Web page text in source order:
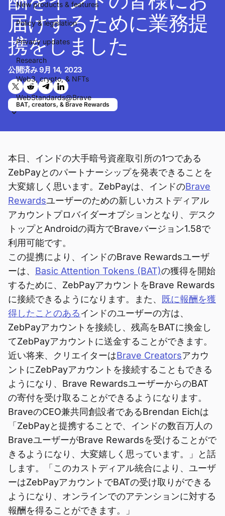
New products & features
Policy & legislation
Privacy updates
Research
Web3, crypto, & NFTs
WebStandards@Brave
届けするために業務提
携をしました
公開済み9月 14, 2023
Twitterで共有する
Reddit で共有
Telegramで共有
LinkedInで共有
BAT, creators, & Brave Rewards
本日、インドの大手暗号資産取引所の1つである
ZebPayとのパートナーシップを発表できることを
大変嬉しく思います。ZebPayは、インドのBrave
Rewardsユーザーのための新しいカストディアル
アカウントプロバイダーオプションとなり、デスク
トップとAndroidの両方でBraveバージョン1.58で
利用可能です。
この提携により、インドのBrave Rewardsユーザ
ーは、 Basic Attention Tokens (BAT)の獲得を開始
するために、ZebPayアカウントをBrave Rewards
に接続できるようになります。また、 既に報酬を獲
得したことのあるインドのユーザーの方は、
ZebPayアカウントを接続し、残高をBATに換金し
てZebPayアカウントに送金することができます。
近い将来、クリエイターはBrave Creatorsアカウ
ントにZebPayアカウントを接続することもできる
ようになり、Brave RewardsユーザーからのBAT
の寄付を受け取ることができるようになります。
BraveのCEO兼共同創設者であるBrendan Eichは
「ZebPayと提携することで、インドの数百万人の
BraveユーザーがBrave Rewardsを受けることがで
きるようになり、大変嬉しく思っています。」と話
します。「このカストディアル統合により、ユーザ
ーはZebPayアカウントでBATの受け取りができる
ようになり、オンラインでのアテンションに対する
報酬を得ることができます。」